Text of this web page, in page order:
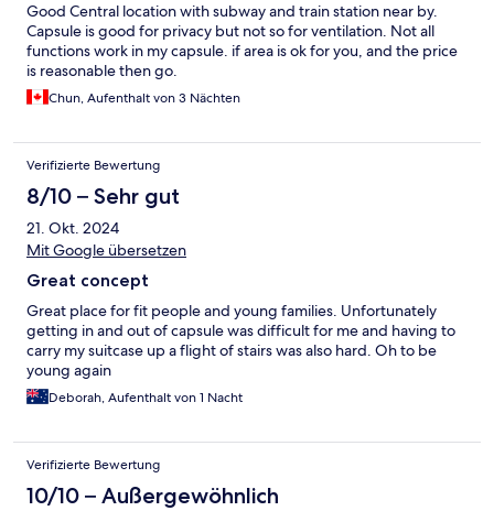
Good Central location with subway and train station near by.
Capsule is good for privacy but not so for ventilation. Not all
functions work in my capsule. if area is ok for you, and the price
is reasonable then go.
Chun, Aufenthalt von 3 Nächten
Verifizierte Bewertung
8/10 – Sehr gut
21. Okt. 2024
Mit Google übersetzen
Great concept
Great place for fit people and young families. Unfortunately
getting in and out of capsule was difficult for me and having to
carry my suitcase up a flight of stairs was also hard. Oh to be
young again
Deborah, Aufenthalt von 1 Nacht
Verifizierte Bewertung
10/10 – Außergewöhnlich